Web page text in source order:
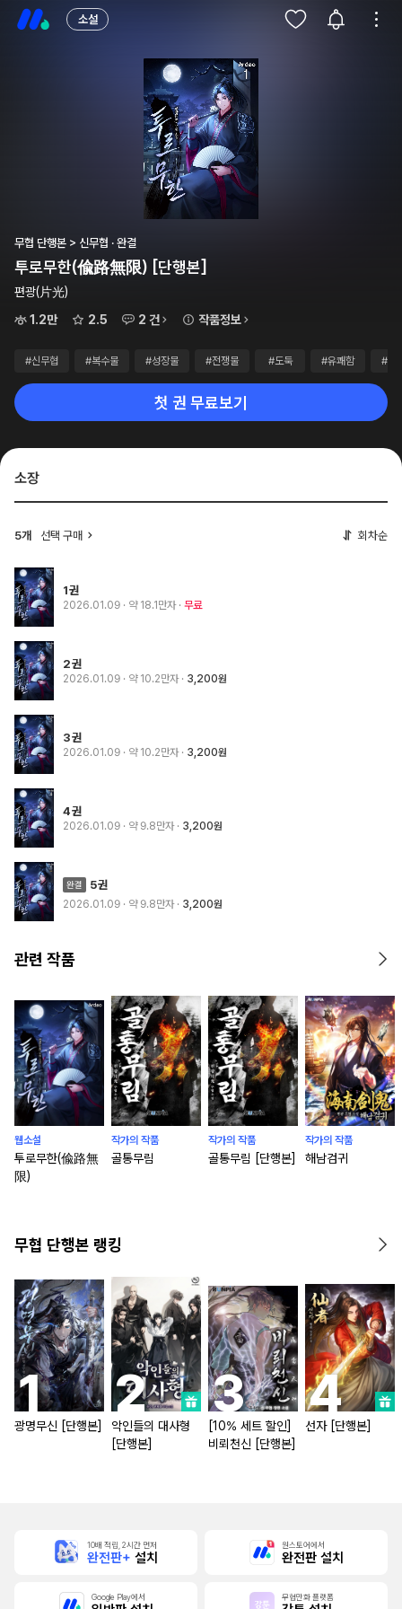
소설
무협 단행본 > 신무협 · 완결
투로무한(偸路無限) [단행본]
편광(片光)
1.2만
2.5 2 건 작품정보
#신무협 #복수물 #성장물 #전쟁물 #도둑 #유쾌함 #1
첫 권 무료보기
소장
5개 선택 구매 회차순
1권
2026.01.09 · 약 18.1만자 무료
2권
2026.01.09 · 약 10.2만자 3,200원
3권
2026.01.09 · 약 10.2만자 3,200원
4권
2026.01.09 · 약 9.8만자 3,200원
5권
2026.01.09 · 약 9.8만자 3,200원
관련 작품
웹소설
투로무한(偸路無
限)
작가의 작품
골통무림
작가의 작품
골통무림 [단행본]
작가의 작품
해남검귀
무협 단행본 랭킹
광명무신 [단행본]
악인들의 대사형
[단행본]
[10% 세트 할인]
비뢰천신 [단행본]
선자 [단행본]
10배 적립, 2시간 먼저
완전판+ 설치
원스토어에서
완전판 설치
Google Play에서 무협만화 플랫폼